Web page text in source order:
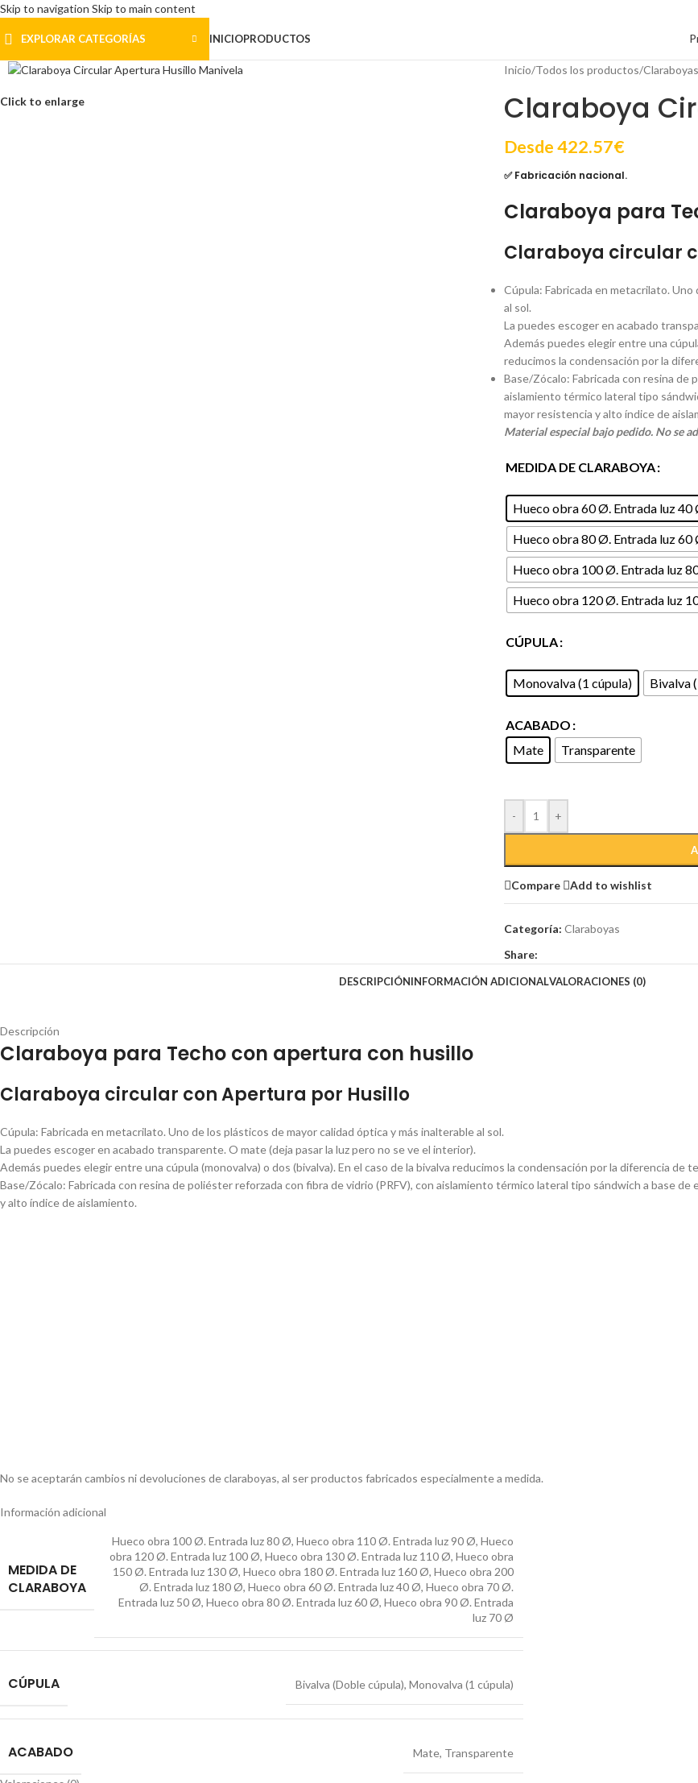
Skip to navigation Skip to main content
EXPLORAR CATEGORÍAS INICIOPRODUCTOS
Click to enlarge
Inicio/Todos los productos/Claraboyas
Claraboya
Desde422.57€
✅ Fabricación nacional.
Claraboya para
Claraboya circular
Cúpula: Fabricada en metacrilato.
al sol.
La puedes escoger en acabado
Además puedes elegir entre una
reducimos la condensación por la
Base/Zócalo: Fabricada con resina de
aislamiento térmico lateral tipo
mayor resistencia y alto índice de
Material especial bajo pedido. No se
MEDIDA DE CLARABOYA
Hueco obra 60 Ø. Entrada luz 40
Hueco obra 80 Ø. Entrada luz 60
Hueco obra 100 Ø. Entrada luz
Hueco obra 120 Ø. Entrada luz
CÚPULA
Monovalva (1 cúpula) Bivalva
ACABADO
Mate
Transparente
- +
Compare Add to wishlist
Categoría: Claraboyas
Share:
DESCRIPCIÓNINFORMACIÓN ADICIONALVALORACIONES (0)
Descripción
Claraboya para Techo con apertura con husillo
Claraboya circular con Apertura por Husillo
Cúpula: Fabricada en metacrilato. Uno de los plásticos de mayor calidad óptica y más inalterable al sol.
La puedes escoger en acabado transparente. O mate (deja pasar la luz pero no se ve el interior).
Además puedes elegir entre una cúpula (monovalva) o dos (bivalva). En el caso de la bivalva reducimos la condensación por la diferencia
Base/Zócalo: Fabricada con resina de poliéster reforzada con fibra de vidrio (PRFV), con aislamiento térmico lateral tipo sándwich a base
y alto índice de aislamiento.
No se aceptarán cambios ni devoluciones de claraboyas, al ser productos fabricados especialmente a medida.
Información adicional
MEDIDA DE
CLARABOYA
Hueco obra 100 Ø. Entrada luz 80 Ø, Hueco obra 110 Ø. Entrada luz 90 Ø, Hueco
obra 120 Ø. Entrada luz 100 Ø, Hueco obra 130 Ø. Entrada luz 110 Ø, Hueco obra
150 Ø. Entrada luz 130 Ø, Hueco obra 180 Ø. Entrada luz 160 Ø, Hueco obra 200
Ø. Entrada luz 180 Ø, Hueco obra 60 Ø. Entrada luz 40 Ø, Hueco obra 70 Ø.
Entrada luz 50 Ø, Hueco obra 80 Ø. Entrada luz 60 Ø, Hueco obra 90 Ø. Entrada
luz 70 Ø
CÚPULA Bivalva (Doble cúpula), Monovalva (1 cúpula)
ACABADO Mate, Transparente